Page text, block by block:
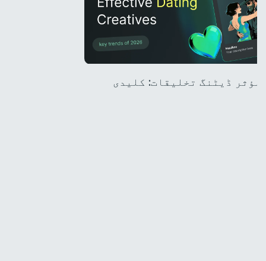
میں مؤثر ڈیٹنگ تخلیقات: کلیدی